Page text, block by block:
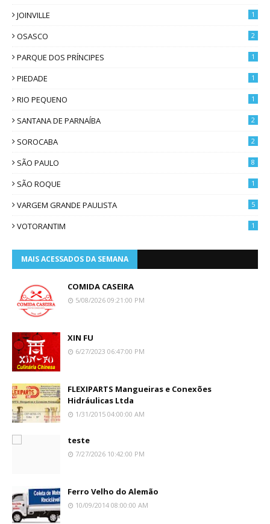
JOINVILLE 1
OSASCO 2
PARQUE DOS PRÍNCIPES 1
PIEDADE 1
RIO PEQUENO 1
SANTANA DE PARNAÍBA 2
SOROCABA 2
SÃO PAULO 8
SÃO ROQUE 1
VARGEM GRANDE PAULISTA 5
VOTORANTIM 1
MAIS ACESSADOS DA SEMANA
COMIDA CASEIRA
5/08/2026 09:21:00 PM
XIN FU
6/27/2023 06:47:00 PM
FLEXIPARTS Mangueiras e Conexões
Hidráulicas Ltda
1/31/2015 04:00:00 AM
teste
7/27/2026 10:42:00 PM
Ferro Velho do Alemão
10/09/2014 08:00:00 AM